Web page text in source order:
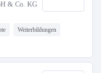
& Co. KG
Weiterbildungen